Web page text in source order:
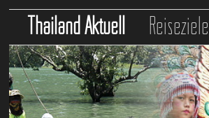
Thailand Aktuell Reiseziele